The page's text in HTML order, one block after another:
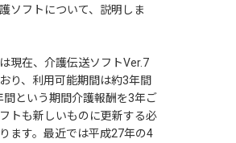
ソフトについて、説明しま
現在、介護伝送ソフトVer.7
り、利用可能期間は約3年間
間という期間介護報酬を3年ご
トも新しいものに更新する必
ます。最近では平成27年の4